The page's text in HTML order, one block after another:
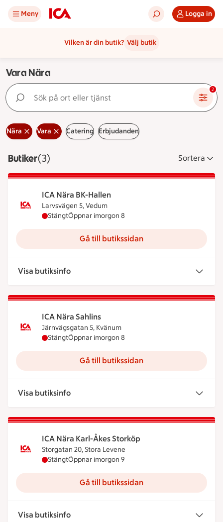
Meny Logga in
Vilken är din butik? Välj butik
Vara Nära
Sök på ort eller tjänst 2
Nära Vara Catering Erbjudanden
ButikerVisar 3 stycken
(3) Sortera
ICA Nära BK-Hallen
Larvsvägen 5, Vedum
ICA Nära BK-Hallen har stängt idag, öppnar
StängtÖppnar imorgon 8
Gå till butikssidan
Visa butiksinfo
ICA Nära Sahlins
Järnvägsgatan 5, Kvänum
ICA Nära Sahlins har stängt idag, öppnar
StängtÖppnar imorgon 8
Gå till butikssidan
Visa butiksinfo
ICA Nära Karl-Åkes Storköp
Storgatan 20, Stora Levene
ICA Nära Karl-Åkes Storköp har stängt idag,
StängtÖppnar imorgon 9
Gå till butikssidan
Visa butiksinfo